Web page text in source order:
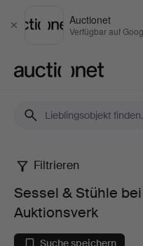
Schließen
Auctionet
Verfügbar auf
Sessel
Filtrieren
Sessel & Stühle
Auktionsverk
Suche speichern